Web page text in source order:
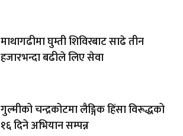
माथागढीमा घुम्ती शिविरबाट साढे तीन
हजारभन्दा बढीले लिए सेवा
गुल्मीको चन्द्रकोटमा लैङ्गिक हिंसा विरूद्धको
१६ दिने अभियान सम्पन्न